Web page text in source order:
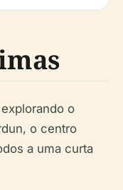
o
o centro
a uma curta